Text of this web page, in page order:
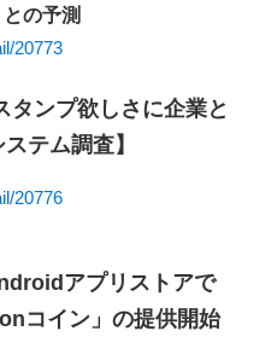
の予測
20773
タンプ欲しさに企業と
テム調査】
20776
アプリストアで
コイン」の提供開始